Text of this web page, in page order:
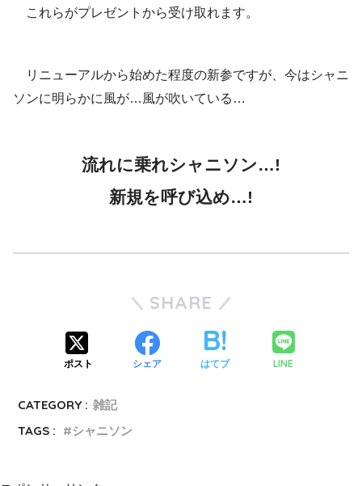
これらがプレゼントから受け取れます。
リニューアルから始めた程度の新参ですが、今はシャニ
ソンに明らかに風が…風が吹いている…
流れに乗れシャニソン…!
新規を呼び込め…!
SHARE
ポスト シェア はてブ LINE
CATEGORY : 雑記
TAGS :
シャニソン